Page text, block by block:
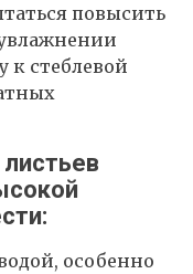
повысить
к стеблевой
особенно